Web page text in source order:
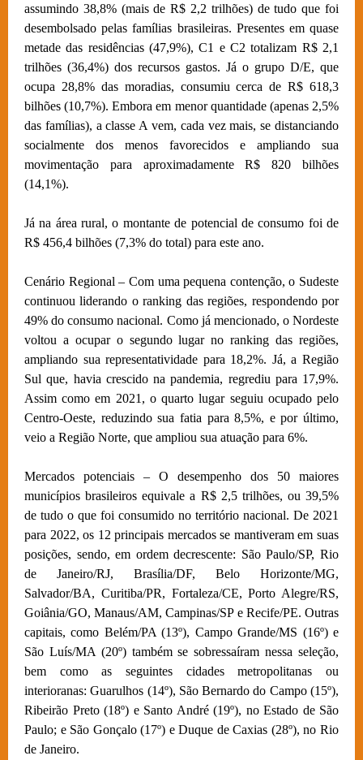
assumindo 38,8% (mais de R$ 2,2 trilhões) de tudo que foi
desembolsado pelas famílias brasileiras. Presentes em quase
metade das residências (47,9%), C1 e C2 totalizam R$ 2,1
trilhões (36,4%) dos recursos gastos. Já o grupo D/E, que
ocupa 28,8% das moradias, consumiu cerca de R$ 618,3
bilhões (10,7%). Embora em menor quantidade (apenas 2,5%
das famílias), a classe A vem, cada vez mais, se distanciando
socialmente dos menos favorecidos e ampliando sua
movimentação para aproximadamente R$ 820 bilhões
(14,1%).
Já na área rural, o montante de potencial de consumo foi de
R$ 456,4 bilhões (7,3% do total) para este ano.
Cenário Regional – Com uma pequena contenção, o Sudeste
continuou liderando o ranking das regiões, respondendo por
49% do consumo nacional. Como já mencionado, o Nordeste
voltou a ocupar o segundo lugar no ranking das regiões,
ampliando sua representatividade para 18,2%. Já, a Região
Sul que, havia crescido na pandemia, regrediu para 17,9%.
Assim como em 2021, o quarto lugar seguiu ocupado pelo
Centro-Oeste, reduzindo sua fatia para 8,5%, e por último,
veio a Região Norte, que ampliou sua atuação para 6%.
Mercados potenciais – O desempenho dos 50 maiores
municípios brasileiros equivale a R$ 2,5 trilhões, ou 39,5%
de tudo o que foi consumido no território nacional. De 2021
para 2022, os 12 principais mercados se mantiveram em suas
posições, sendo, em ordem decrescente: São Paulo/SP, Rio
de Janeiro/RJ, Brasília/DF, Belo Horizonte/MG,
Salvador/BA, Curitiba/PR, Fortaleza/CE, Porto Alegre/RS,
Goiânia/GO, Manaus/AM, Campinas/SP e Recife/PE. Outras
capitais, como Belém/PA (13º), Campo Grande/MS (16º) e
São Luís/MA (20º) também se sobressaíram nessa seleção,
bem como as seguintes cidades metropolitanas ou
interioranas: Guarulhos (14º), São Bernardo do Campo (15º),
Ribeirão Preto (18º) e Santo André (19º), no Estado de São
Paulo; e São Gonçalo (17º) e Duque de Caxias (28º), no Rio
de Janeiro.